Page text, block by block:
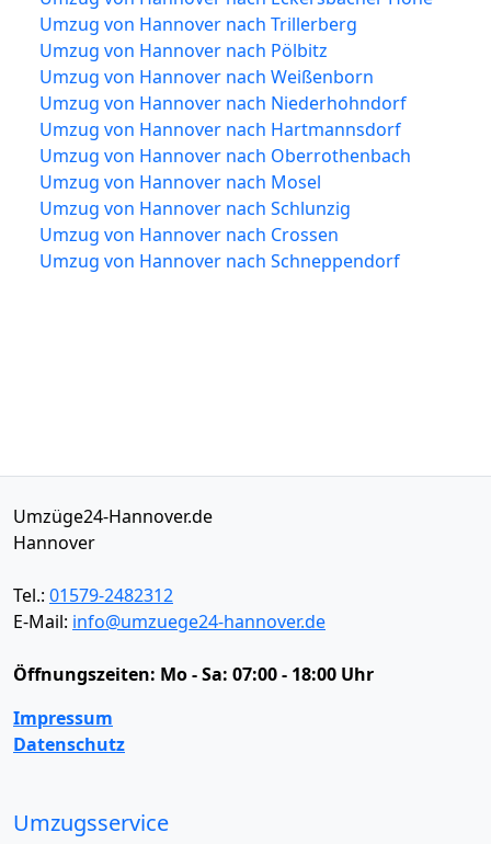
Umzug von Hannover nach Trillerberg
Umzug von Hannover nach Pölbitz
Umzug von Hannover nach Weißenborn
Umzug von Hannover nach Niederhohndorf
Umzug von Hannover nach Hartmannsdorf
Umzug von Hannover nach Oberrothenbach
Umzug von Hannover nach Mosel
Umzug von Hannover nach Schlunzig
Umzug von Hannover nach Crossen
Umzug von Hannover nach Schneppendorf
Umzüge24-Hannover.de
Hannover
Tel.: 01579-2482312
E-Mail: info@umzuege24-hannover.de
Öffnungszeiten: Mo - Sa: 07:00 - 18:00 Uhr
Impressum
Datenschutz
Umzugsservice